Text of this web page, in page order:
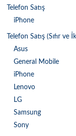
Telefon Satış
iPhone
Telefon Satış (Sıfır ve
Asus
General Mobile
iPhone
Lenovo
LG
Samsung
Sony